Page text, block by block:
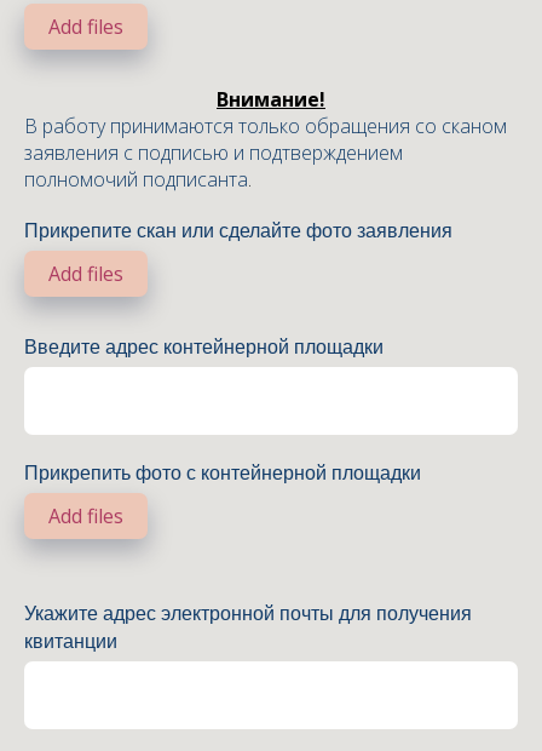
Add files
Внимание!
В работу принимаются только обращения со сканом
заявления с подписью и подтверждением
полномочий подписанта.
Прикрепите скан или сделайте фото заявления
Add files
Введите адрес контейнерной площадки
Прикрепить фото с контейнерной площадки
Add files
Укажите адрес электронной почты для получения
квитанции